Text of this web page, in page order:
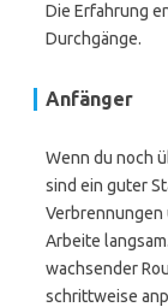
Die Erfahrung
Durchgänge.
Anfänger
Wenn du noch
sind ein guter
Verbrennungen
Arbeite
wachsender
schrittweise